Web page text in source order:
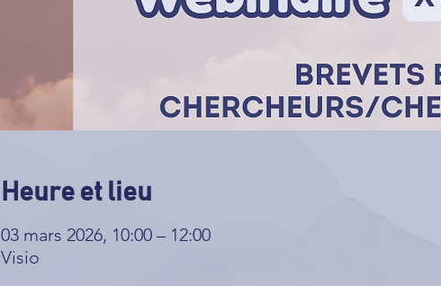
Heure et lieu
03 mars 2026, 10:00 – 12:00
Visio